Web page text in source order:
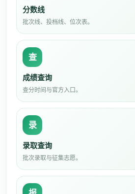
分数线
批次线、投档线、位次表。
查
成绩查询
查分时间与官方入口。
录
录取查询
批次录取与征集志愿。